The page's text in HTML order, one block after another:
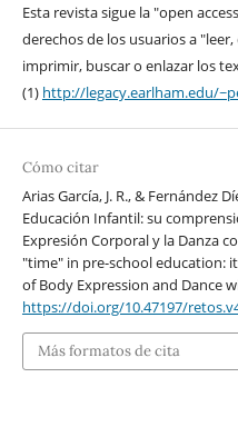
Esta revista sigue la "open
derechos de los usuarios a
imprimir, buscar o enlazar los
(1) http://legacy.earlham.edu/
Cómo citar
Arias García, J. R., & Fernández
Educación Infantil: su
Expresión Corporal y la Danza
"time" in pre-school education:
of Body Expression and Dance
https://doi.org/10.47197/
Más formatos de cita